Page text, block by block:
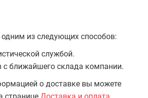
одним из следующих способов:
службой.
ближайшего склада компании.
о доставке вы можете